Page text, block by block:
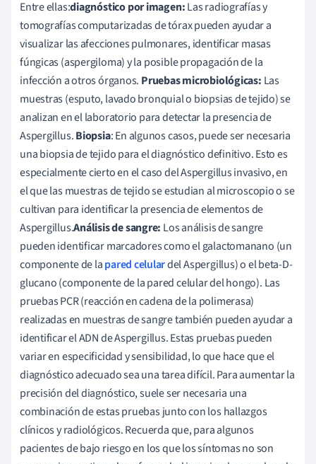
Entre ellas:diagnóstico por imagen:Las radiografías y
tomografías computarizadas de tórax pueden ayudar a
visualizar las afecciones pulmonares, identificar masas
fúngicas (aspergiloma) y la posible propagación de la
infección a otros órganos. Pruebas microbiológicas: Las
muestras (esputo, lavado bronquial o biopsias de tejido) se
analizan en el laboratorio para detectar la presencia de
Aspergillus.Biopsia: En algunos casos, puede ser necesaria
una biopsia de tejido para el diagnóstico definitivo. Esto es
especialmente cierto en el caso del Aspergillus invasivo, en
el que las muestras de tejido se estudian al microscopio o se
cultivan para identificar la presencia de elementos de
Aspergillus.Análisis de sangre: Los análisis de sangre
pueden identificar marcadores como el galactomanano (un
componente de lapared celulardel Aspergillus) o el beta-D-
glucano (componente de la pared celular del hongo). Las
pruebas PCR (reacción en cadena de la polimerasa)
realizadas en muestras de sangre también pueden ayudar a
identificar el ADN de Aspergillus. Estas pruebas pueden
variar en especificidad y sensibilidad, lo que hace que el
diagnóstico adecuado sea una tarea difícil. Para aumentar la
precisión del diagnóstico, suele ser necesaria una
combinación de estas pruebas junto con los hallazgos
clínicos y radiológicos. Recuerda que, para algunos
pacientes de bajo riesgo en los que los síntomas no son